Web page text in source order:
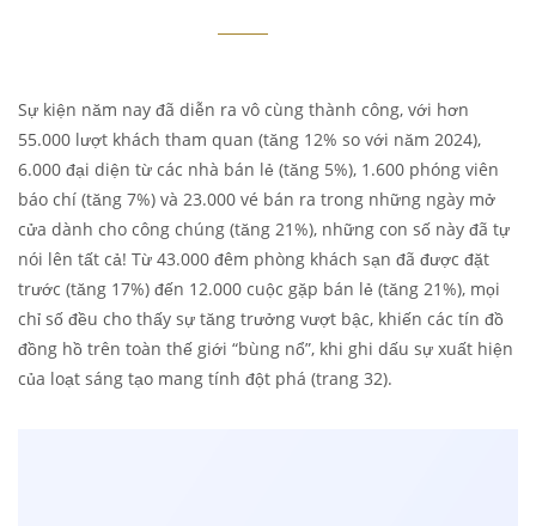
Sự kiện năm nay đã diễn ra vô cùng thành công, với hơn
55.000 lượt khách tham quan (tăng 12% so với năm 2024),
6.000 đại diện từ các nhà bán lẻ (tăng 5%), 1.600 phóng viên
báo chí (tăng 7%) và 23.000 vé bán ra trong những ngày mở
cửa dành cho công chúng (tăng 21%), những con số này đã tự
nói lên tất cả! Từ 43.000 đêm phòng khách sạn đã được đặt
trước (tăng 17%) đến 12.000 cuộc gặp bán lẻ (tăng 21%), mọi
chỉ số đều cho thấy sự tăng trưởng vượt bậc, khiến các tín đồ
đồng hồ trên toàn thế giới “bùng nổ”, khi ghi dấu sự xuất hiện
của loạt sáng tạo mang tính đột phá (trang 32).